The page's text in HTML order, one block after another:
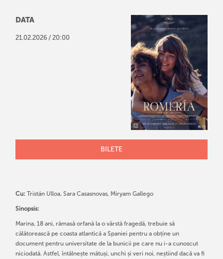
DATA
21 .02.2026 / 20:00
BILETE
Cu: Tristán Ulloa, Sara Casasnovas, Miryam Gallego
Sinopsis:
Marina, 18 ani, rămasă orfană la o vârstă fragedă, trebuie să
călătorească pe coasta atlantică a Spaniei pentru a obține un
document pentru universitate de la bunicii pe care nu i-a cunoscut
niciodată. Astfel, întâlnește mătuși, unchi și veri noi, neștiind dacă va fi